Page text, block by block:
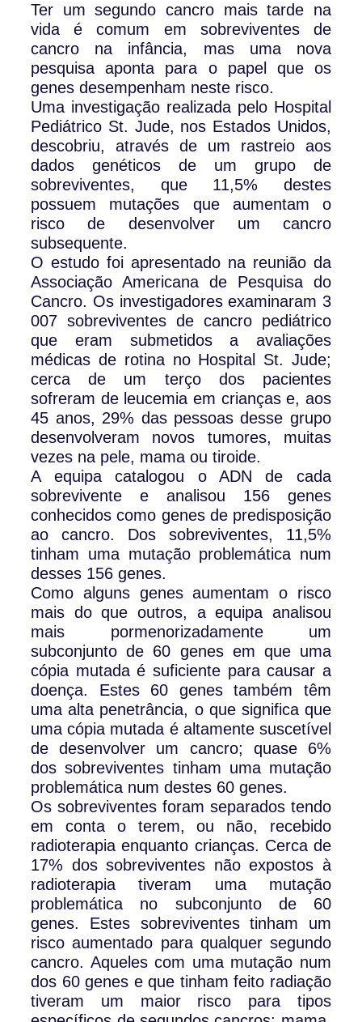
Ter um segundo cancro mais tarde na
vida é comum em sobreviventes de
cancro na infância, mas uma nova
pesquisa aponta para o papel que os
genes desempenham neste risco.
Uma investigação realizada pelo Hospital
Pediátrico St. Jude, nos Estados Unidos,
descobriu, através de um rastreio aos
dados genéticos de um grupo de
sobreviventes, que 11,5% destes
possuem mutações que aumentam o
risco de desenvolver um cancro
subsequente.
O estudo foi apresentado na reunião da
Associação Americana de Pesquisa do
Cancro. Os investigadores examinaram 3
007 sobreviventes de cancro pediátrico
que eram submetidos a avaliações
médicas de rotina no Hospital St. Jude;
cerca de um terço dos pacientes
sofreram de leucemia em crianças e, aos
45 anos, 29% das pessoas desse grupo
desenvolveram novos tumores, muitas
vezes na pele, mama ou tiroide.
A equipa catalogou o ADN de cada
sobrevivente e analisou 156 genes
conhecidos como genes de predisposição
ao cancro. Dos sobreviventes, 11,5%
tinham uma mutação problemática num
desses 156 genes.
Como alguns genes aumentam o risco
mais do que outros, a equipa analisou
mais pormenorizadamente um
subconjunto de 60 genes em que uma
cópia mutada é suficiente para causar a
doença. Estes 60 genes também têm
uma alta penetrância, o que significa que
uma cópia mutada é altamente suscetível
de desenvolver um cancro; quase 6%
dos sobreviventes tinham uma mutação
problemática num destes 60 genes.
Os sobreviventes foram separados tendo
em conta o terem, ou não, recebido
radioterapia enquanto crianças. Cerca de
17% dos sobreviventes não expostos à
radioterapia tiveram uma mutação
problemática no subconjunto de 60
genes. Estes sobreviventes tinham um
risco aumentado para qualquer segundo
cancro. Aqueles com uma mutação num
dos 60 genes e que tinham feito radiação
tiveram um maior risco para tipos